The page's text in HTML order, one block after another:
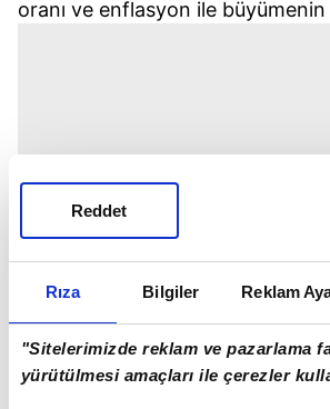
Rıza Bilgiler Reklam
"Sitelerimizde reklam ve pazarlama
yürütülmesi amaçları ile çerezler
Reddet
oranı ve enflasyon ile büyümenin